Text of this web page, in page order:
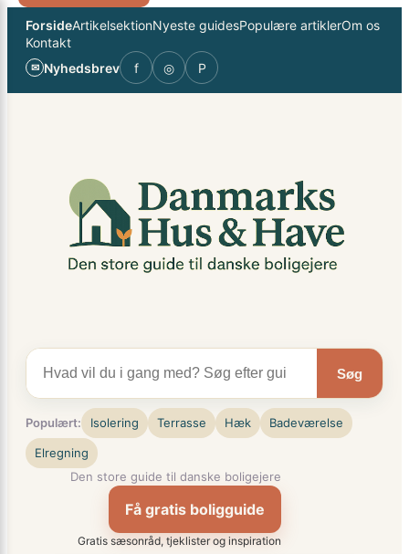
Spring
indhold
ForsideArtikelsektionNyeste guidesPopulære artiklerOm os
Kontakt
✉ Nyhedsbrev f ◎ P
Søg
Populært: Isolering Terrasse Hæk Badeværelse
Elregning
Den store guide til danske boligejere
Få gratis boligguide
Gratis sæsonråd, tjeklister og inspiration